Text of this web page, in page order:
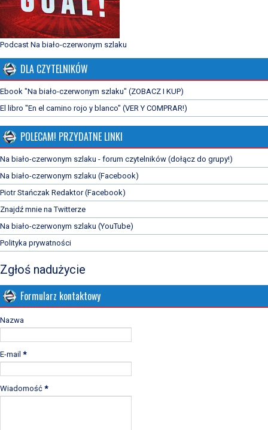
Podcast Na biało-czerwonym szlaku
DLA CZYTELNIKÓW
Ebook "Na biało-czerwonym szlaku" (ZOBACZ I KUP)
El libro "En el camino rojo y blanco" (VER Y COMPRAR!)
POLECAM! PRZYDATNE LINKI
Na biało-czerwonym szlaku - forum czytelników (dołącz do grupy!)
Na biało-czerwonym szlaku (Facebook)
Piotr Stańczak Redaktor (Facebook)
Znajdź mnie na Twitterze
Na biało-czerwonym szlaku (YouTube)
Polityka prywatności
Zgłoś nadużycie
Formularz kontaktowy
Nazwa
E-mail *
Wiadomość *